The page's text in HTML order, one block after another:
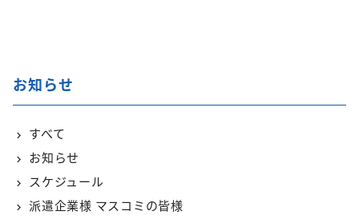
お知らせ
すべて
お知らせ
スケジュール
派遣企業様 マスコミの皆様